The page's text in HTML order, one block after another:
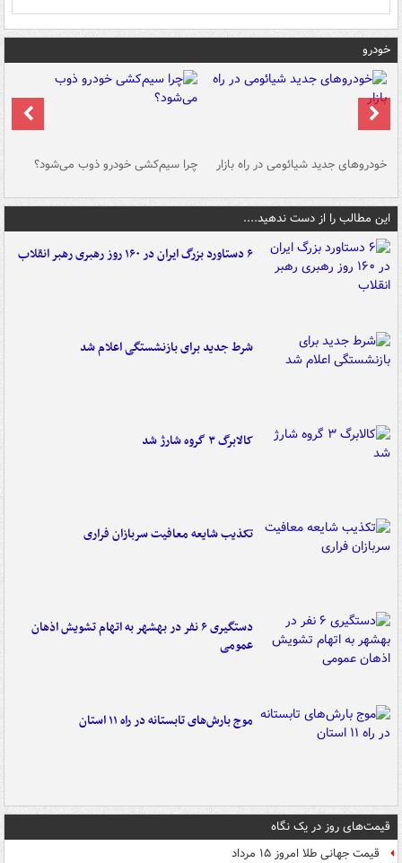
خودرو
خودروهای جدید شیائومی در راه بازار چرا سیم‌کشی خودرو ذوب می‌شود؟
این مطالب را از دست ندهید....
۶ دستاورد بزرگ ایران در ۱۶۰ روز رهبری رهبر انقلاب
شرط جدید برای بازنشستگی اعلام شد
کالابرگ ۳ گروه شارژ شد
تکذیب شایعه معافیت سربازان فراری
دستگیری ۶ نفر در بهشهر به اتهام تشویش اذهان
عمومی
موج بارش‌های تابستانه در راه ۱۱ استان
قیمت‌های روز در یک نگاه
قیمت جهانی طلا امروز ۱۵ مرداد